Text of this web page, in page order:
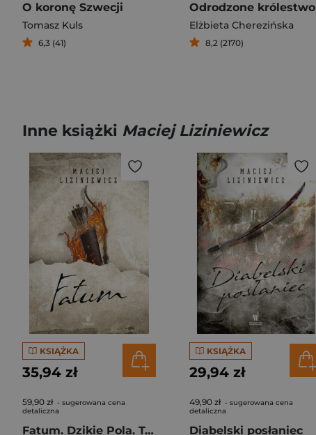
O koronę Szwecji
Tomasz Kuls
6,3 (41)
Odrodzone królestwo
Elżbieta Cherezińska
8,2 (2170)
Inne książki Maciej Liziniewicz
KSIĄŻKA
35,94 zł
59,90 zł - sugerowana cena
detaliczna
Fatum. Dzikie Pola. Tom 5
KSIĄŻKA
29,94 zł
49,90 zł - sugerowana cena
detaliczna
Diabelski posłaniec